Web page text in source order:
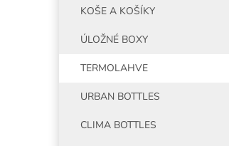
KOŠE A KOŠÍKY
ÚLOŽNÉ BOXY
TERMOLAHVE
URBAN BOTTLES
CLIMA BOTTLES